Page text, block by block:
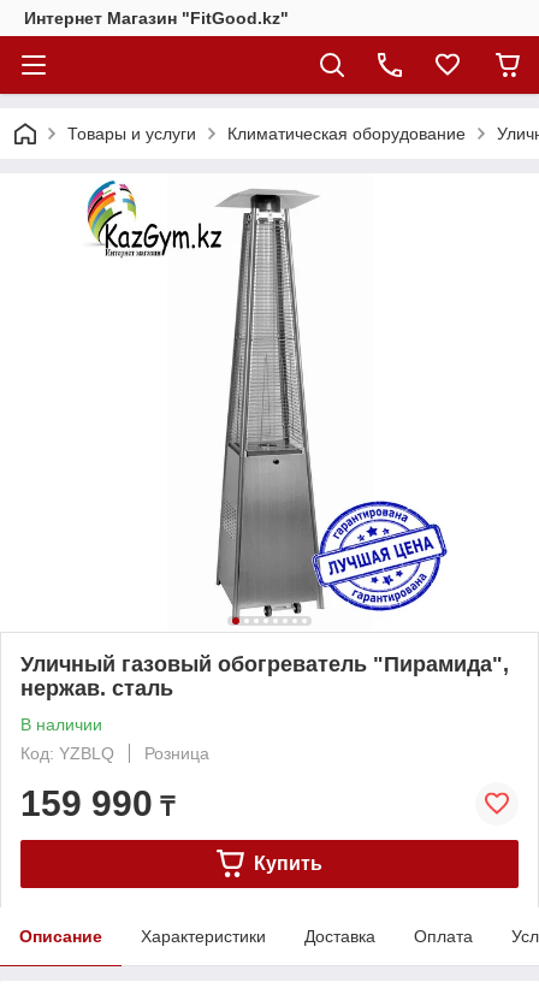
Интернет Магазин "FitGood.kz"
Товары и услуги Климатическая оборудование
Уличный газовый обогреватель "Пирамида",
нержав. сталь
В наличии
Код: YZBLQ
Розница
159 990 ₸
Купить
Описание Характеристики Доставка Оплата